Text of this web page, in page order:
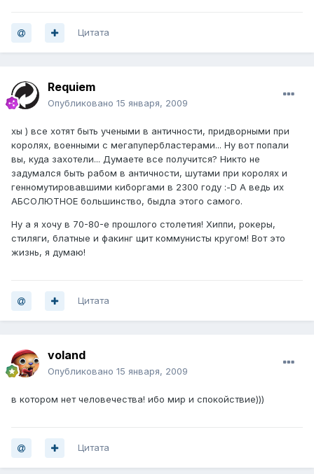
Цитата
Requiem
Опубликовано 15 января, 2009
хы ) все хотят быть учеными в античности, придворными при
королях, военными с мегапупербластерами... Ну вот попали
вы, куда захотели... Думаете все получится? Никто не
задумался быть рабом в античности, шутами при королях и
генномутировавшими киборгами в 2300 году :-D А ведь их
АБСОЛЮТНОЕ большинство, быдла этого самого.
Ну а я хочу в 70-80-е прошлого столетия! Хиппи, рокеры,
стиляги, блатные и факинг щит коммунисты кругом! Вот это
жизнь, я думаю!
Цитата
voland
Опубликовано 15 января, 2009
в котором нет человечества! ибо мир и спокойствие)))
Цитата